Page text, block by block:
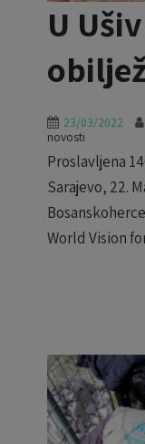
U
23/03/2022
novosti
Proslavljena
Sarajevo, 22.
World Vision